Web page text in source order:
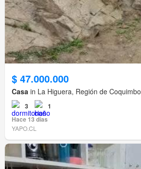
$ 47.000.000
Casa in La Higuera, Región de Coquimbo
3
1
Hace 13 días
YAPO.CL